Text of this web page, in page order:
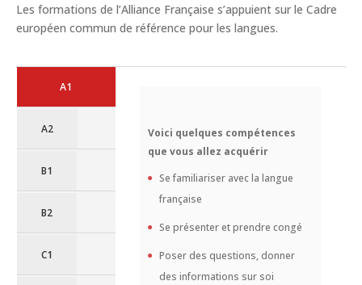
Les formations de l’Alliance Française s’appuient sur le Cadre
européen commun de référence pour les langues.
A1
A2
B1
B2
C1
Voici quelques compétences
que vous allez acquérir
Se familiariser avec la langue
française
Se présenter et prendre congé
Poser des questions, donner
des informations sur soi